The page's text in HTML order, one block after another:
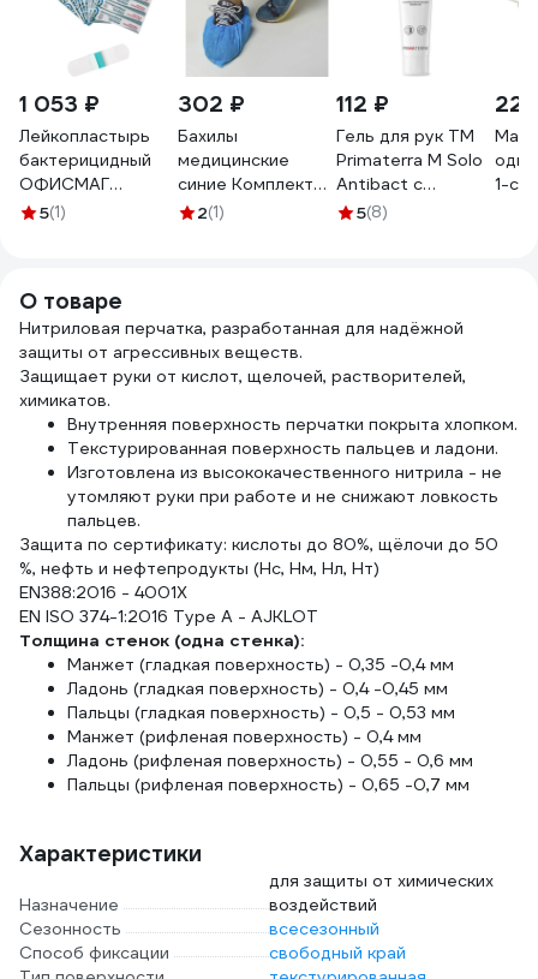
1 053 ₽
Лейкопластырь
бактерицидный
ОФИСМАГ
ВЕРОФАРМ,
5(1)
302 ₽
Бахилы
медицинские
синие Комплект
100 штук (50 пар),
2(1)
112 ₽
Гель для рук TM
Primaterra M Solo
Antibact с
антибактериальным
5(8)
1-
О товаре
Нитриловая перчатка, разработанная для надёжной
защиты от агрессивных веществ.
Защищает руки от кислот, щелочей, растворителей,
химикатов.
Внутренняя поверхность перчатки покрыта хлопком.
Текстурированная поверхность пальцев и ладони.
Изготовлена из высококачественного нитрила - не
утомляют руки при работе и не снижают ловкость
пальцев.
Защита по сертификату: кислоты до 80%, щёлочи до 50
%, нефть и нефтепродукты (Нс, Нм, Нл, Нт)
EN388:2016 - 4001X
EN ISO 374-1:2016 Type A - AJKLOT
Толщина стенок (одна стенка):
Манжет (гладкая поверхность) - 0,35 -0,4 мм
Ладонь (гладкая поверхность) - 0,4 -0,45 мм
Пальцы (гладкая поверхность) - 0,5 - 0,53 мм
Манжет (рифленая поверхность) - 0,4 мм
Ладонь (рифленая поверхность) - 0,55 - 0,6 мм
Пальцы (рифленая поверхность) - 0,65 -0,7 мм
Характеристики
Назначение
для защиты от химических
воздействий
Сезонность
всесезонный
Способ фиксации
свободный край